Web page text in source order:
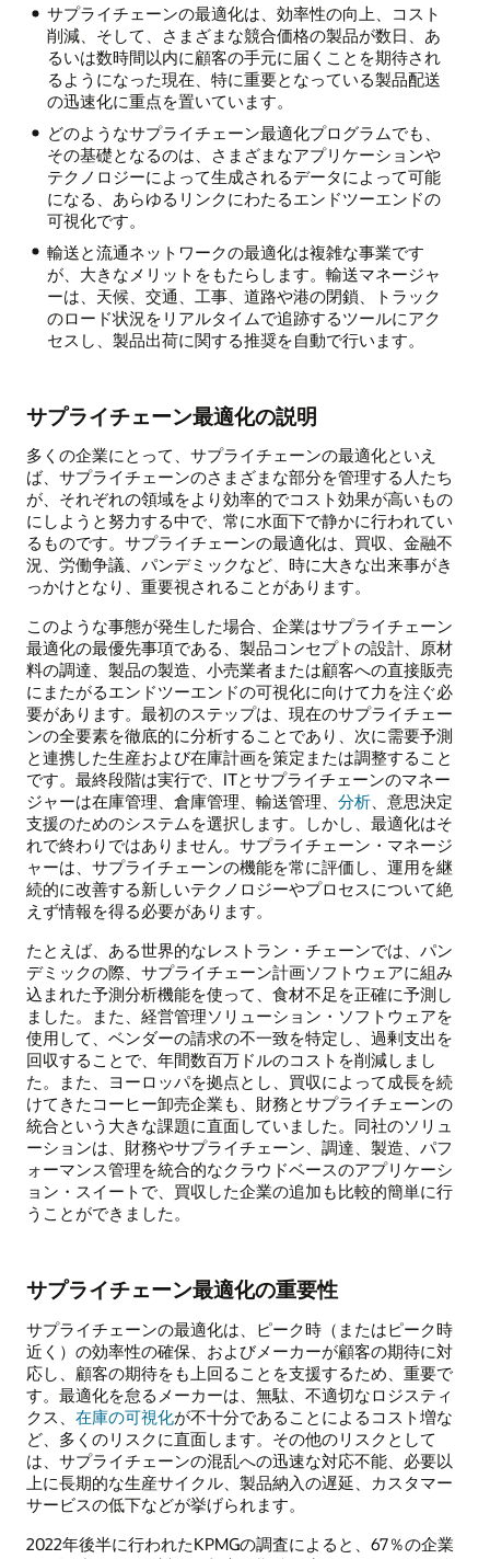
サプライチェーンの最適化は、効率性の向上、コスト
削減、そして、さまざまな競合価格の製品が数日、あ
るいは数時間以内に顧客の手元に届くことを期待され
るようになった現在、特に重要となっている製品配送
の迅速化に重点を置いています。
どのようなサプライチェーン最適化プログラムでも、
その基礎となるのは、さまざまなアプリケーションや
テクノロジーによって生成されるデータによって可能
になる、あらゆるリンクにわたるエンドツーエンドの
可視化です。
輸送と流通ネットワークの最適化は複雑な事業です
が、大きなメリットをもたらします。輸送マネージャ
ーは、天候、交通、工事、道路や港の閉鎖、トラック
のロード状況をリアルタイムで追跡するツールにアク
セスし、製品出荷に関する推奨を自動で行います。
サプライチェーン最適化の説明
多くの企業にとって、サプライチェーンの最適化といえ
ば、サプライチェーンのさまざまな部分を管理する人たち
が、それぞれの領域をより効率的でコスト効果が高いもの
にしようと努力する中で、常に水面下で静かに行われてい
るものです。サプライチェーンの最適化は、買収、金融不
況、労働争議、パンデミックなど、時に大きな出来事がき
っかけとなり、重要視されることがあります。
このような事態が発生した場合、企業はサプライチェーン
最適化の最優先事項である、製品コンセプトの設計、原材
料の調達、製品の製造、小売業者または顧客への直接販売
にまたがるエンドツーエンドの可視化に向けて力を注ぐ必
要があります。最初のステップは、現在のサプライチェー
ンの全要素を徹底的に分析することであり、次に需要予測
と連携した生産および在庫計画を策定または調整すること
です。最終段階は実行で、ITとサプライチェーンのマネー
ジャーは在庫管理、倉庫管理、輸送管理、 分析、意思決定
支援のためのシステムを選択します。しかし、最適化はそ
れで終わりではありません。サプライチェーン・マネージ
ャーは、サプライチェーンの機能を常に評価し、運用を継
続的に改善する新しいテクノロジーやプロセスについて絶
えず情報を得る必要があります。
たとえば、ある世界的なレストラン・チェーンでは、パン
デミックの際、サプライチェーン計画ソフトウェアに組み
込まれた予測分析機能を使って、食材不足を正確に予測し
ました。また、経営管理ソリューション・ソフトウェアを
使用して、ベンダーの請求の不一致を特定し、過剰支出を
回収することで、年間数百万ドルのコストを削減しまし
た。また、ヨーロッパを拠点とし、買収によって成長を続
けてきたコーヒー卸売企業も、財務とサプライチェーンの
統合という大きな課題に直面していました。同社のソリュ
ーションは、財務やサプライチェーン、調達、製造、パフ
ォーマンス管理を統合的なクラウドベースのアプリケーシ
ョン・スイートで、買収した企業の追加も比較的簡単に行
うことができました。
サプライチェーン最適化の重要性
サプライチェーンの最適化は、ピーク時（またはピーク時
近く）の効率性の確保、およびメーカーが顧客の期待に対
応し、顧客の期待をも上回ることを支援するため、重要で
す。最適化を怠るメーカーは、無駄、不適切なロジスティ
クス、 在庫の可視化が不十分であることによるコスト増な
ど、多くのリスクに直面します。その他のリスクとして
は、サプライチェーンの混乱への迅速な対応不能、必要以
上に長期的な生産サイクル、製品納入の遅延、カスタマー
サービスの低下などが挙げられます。
2022年後半に行われたKPMGの調査によると、67％の企業